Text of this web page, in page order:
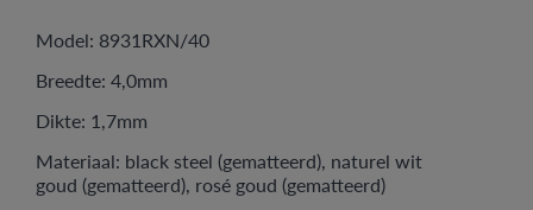
Model: 8931RXN/40
Breedte: 4,0mm
Dikte: 1,7mm
Materiaal: black steel (gematteerd), naturel wit
goud (gematteerd), rosé goud (gematteerd)